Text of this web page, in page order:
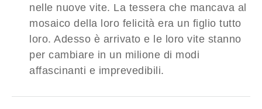
nelle nuove vite. La tessera che mancava al
mosaico della loro felicità era un figlio tutto
loro. Adesso è arrivato e le loro vite stanno
per cambiare in un milione di modi
affascinanti e imprevedibili.